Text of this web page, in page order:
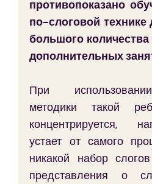
противопоказано
по-слоговой технике
большого
дополнительных
При
методики такой
концентрируется,
устает от самого
никакой набор
представления о